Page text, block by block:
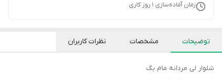
زمان آماده‌سازی 1 روز کاری
توضیحات مشخصات نظرات کاربران
شلوار لی مردانه مام بگ